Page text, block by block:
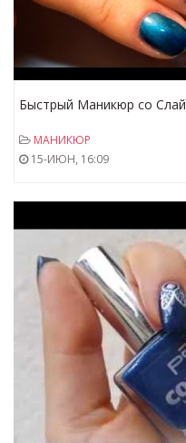
Быстрый Маникюр со
МАНИКЮР
15-ИЮН, 16:09